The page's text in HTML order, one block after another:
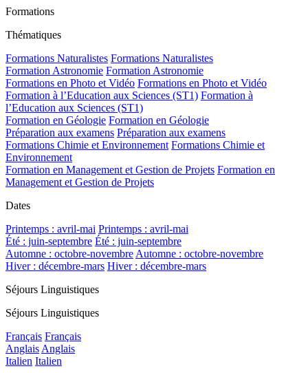
Formations
Thématiques
Formations Naturalistes Formations Naturalistes
Formation Astronomie Formation Astronomie
Formations en Photo et Vidéo Formations en Photo et Vidéo
Formation à l’Education aux Sciences (ST1) Formation à
l’Education aux Sciences (ST1)
Formation en Géologie Formation en Géologie
Préparation aux examens Préparation aux examens
Formations Chimie et Environnement Formations Chimie et
Environnement
Formation en Management et Gestion de Projets Formation en
Management et Gestion de Projets
Dates
Printemps : avril-mai Printemps : avril-mai
Été : juin-septembre Été : juin-septembre
Automne : octobre-novembre Automne : octobre-novembre
Hiver : décembre-mars Hiver : décembre-mars
Séjours Linguistiques
Séjours Linguistiques
Français Français
Anglais Anglais
Italien Italien